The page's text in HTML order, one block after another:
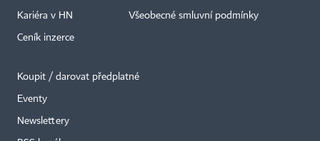
Kariéra v HN
Ceník inzerce
Všeobecné smluvní podmínky
Koupit / darovat předplatné
Eventy
Newslettery